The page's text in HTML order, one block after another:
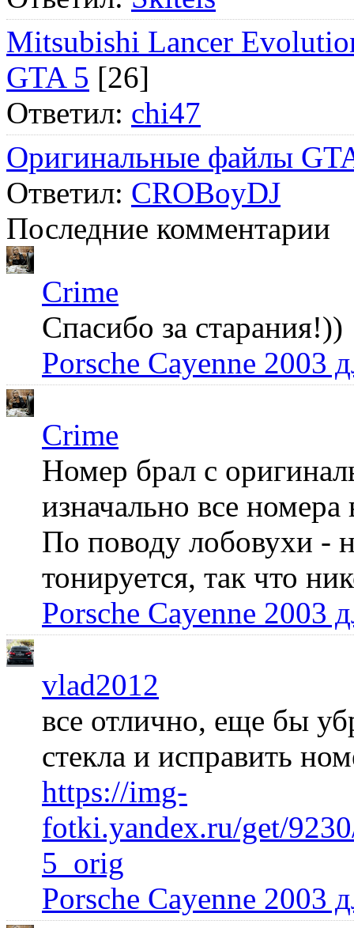
Mitsubishi Lancer
GTA 5 [26]
Ответил: chi47
Оригинальные файлы
Ответил: CROBoyDJ
Последние комментарии
Crime
Спасибо за старания!))
Porsche Cayenne 2003
Crime
Номер брал с
изначально все
По поводу лобовухи -
тонируется, так что
Porsche Cayenne 2003
vlad2012
все отлично, еще бы
стекла и исправить
https://img-
fotki.yandex.ru/get/
5_orig
Porsche Cayenne 2003